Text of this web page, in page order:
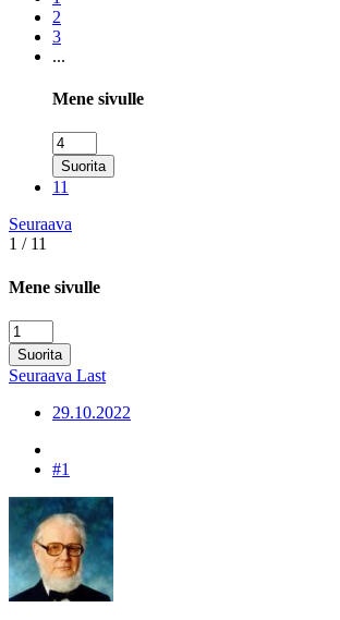
2
3
...
Mene sivulle
Suorita
11
Seuraava
1 / 11
Mene sivulle
Suorita
Seuraava Last
29.10.2022
#1